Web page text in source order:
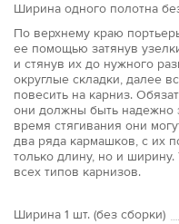
Ширина одного полотна
По верхнему краю
ее помощью затянув
и стянув их до нужного
округлые складки, далее
повесить на карниз.
они должны быть надежно
время стягивания они
два ряда кармашков, с их
только длину, но и
всех типов карнизов.
Ширина 1 шт. (без сборки)